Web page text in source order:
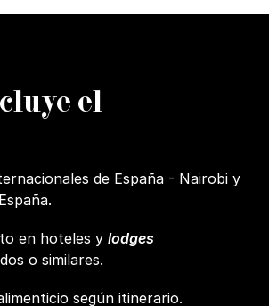
el
de España - Nairobi y
en hoteles y lodges
o similares.
según itinerario.